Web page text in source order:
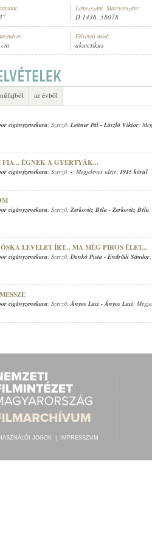
GÁBOR CIGÁNYZENEKARA
Lemezszám, Matricaszám:
D 1436, 58078
Felvételi mód:
akusztikus
az évből
cigányzenekara; Szerző: Leitner Pál - László Viktor;
ÉGNEK A GYERTYÁK...
cigányzenekara; Szerző: -; Megjelenés ideje: 1915 körül
cigányzenekara; Szerző: Zerkovitz Béla - Zerkovitz Béla;
LEVELET ÍRT... MA MÉG PIROS ÉLET...
cigányzenekara; Szerző:Dankó Pista - Endrődi Sándor
cigányzenekara; Szerző:Ányos Laci -Ányos Laci;
JOGOK IMPRESSZUM